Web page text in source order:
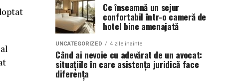
Ce înseamnă un sejur
confortabil într-o cameră de
hotel bine amenajată
UNCATEGORIZED 4 zile inainte
Când ai nevoie cu adevărat de un avocat:
situațiile în care asistența juridică face
diferența